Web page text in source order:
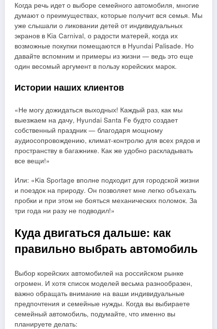
Когда речь идет о выборе семейного автомобиля, многие
думают о преимуществах, которые получит вся семья. Мы
уже слышали о ликовании детей от индивидуальных
экранов в Kia Carnival, о радости матерей, когда их
возможные покупки помещаются в Hyundai Palisade. Но
давайте вспомним и примеры из жизни — ведь это еще
один весомый аргумент в пользу корейских марок.
Истории наших клиентов
«Не могу дожидаться выходных! Каждый раз, как мы
выезжаем на дачу, Hyundai Santa Fe будто создает
собственный праздник — благодаря мощному
аудиосопровождению, климат-контролю для всех рядов и
пространству в багажнике. Как же удобно раскладывать
все вещи!»
Или: «Kia Sportage вполне подходит для городской жизни
и поездок на природу. Он позволяет мне легко объехать
пробки и при этом не бояться механических поломок. За
три года ни разу не подводил!»
Куда двигаться дальше: как
правильно выбрать автомобиль
Выбор корейских автомобилей на российском рынке
огромен. И хотя список моделей весьма разнообразен,
важно обращать внимание на ваши индивидуальные
предпочтения и семейные нужды. Когда вы выбираете
семейный автомобиль, подумайте, что именно вы
планируете делать: